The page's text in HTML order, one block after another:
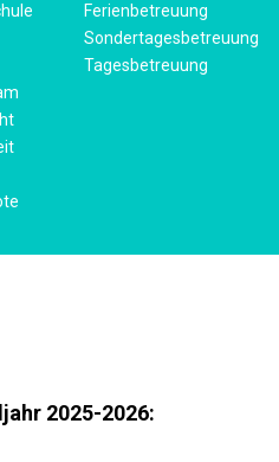
Ferienbetreuung
Sondertagesbetreuung
Tagesbetreuung
2025-2026: